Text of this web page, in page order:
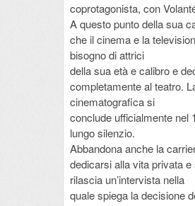
coprotagonista, con
A questo punto della sua
che il cinema e la
bisogno di attrici
della sua età e calibro e
completamente al teatro.
cinematografica si
conclude ufficialmente nel
lungo silenzio.
Abbandona anche la
dedicarsi alla vita privata e
rilascia un’intervista nella
quale spiega la decisione